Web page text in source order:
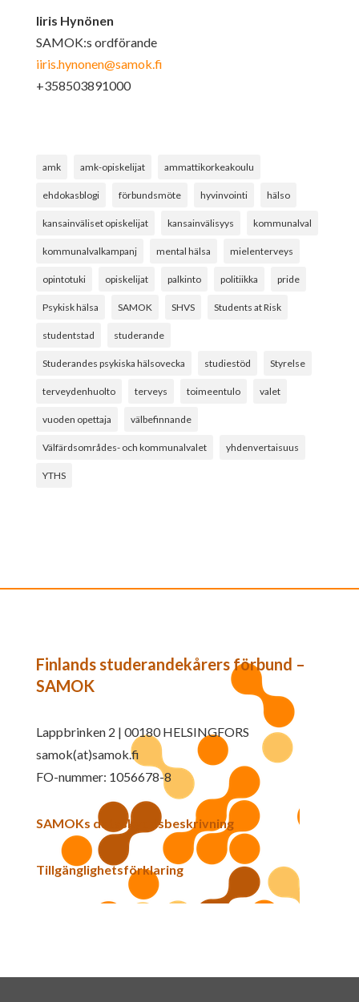
Iiris Hynönen
SAMOK:s ordförande
iiris.hynonen@samok.fi
+358503891000
amk amk-opiskelijat ammattikorkeakoulu
ehdokasblogi förbundsmöte hyvinvointi hälso
kansainväliset opiskelijat kansainvälisyys kommunalval
kommunalvalkampanj mental hälsa mielenterveys
opintotuki opiskelijat palkinto politiikka pride
Psykisk hälsa SAMOK SHVS Students at Risk
studentstad studerande
Studerandes psykiska hälsovecka studiestöd Styrelse
terveydenhuolto terveys toimeentulo valet
vuoden opettaja välbefinnande
Välfärdsområdes- och kommunalvalet yhdenvertaisuus
YTHS
Finlands studerandekårers förbund –
SAMOK
Lappbrinken 2 | 00180 HELSINGFORS
samok(at)samok.fi
FO-nummer: 1056678-8
SAMOKs dataskyddsbeskrivning
Tillgänglighetsförklaring